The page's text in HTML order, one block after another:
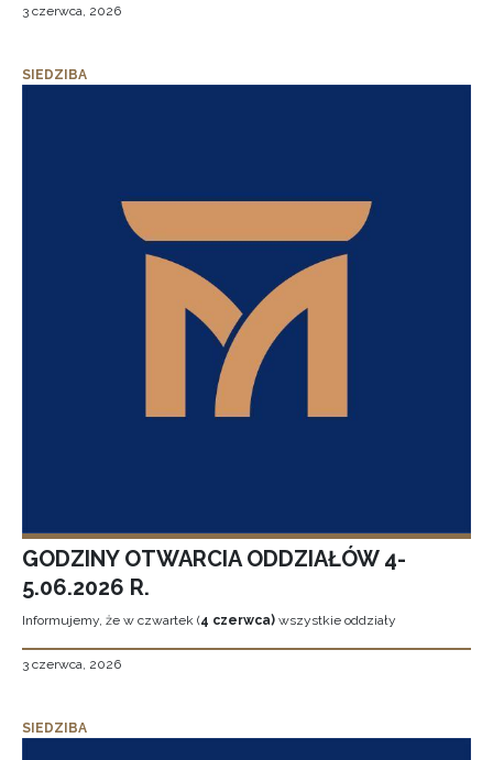
3 czerwca, 2026
SIEDZIBA
GODZINY OTWARCIA ODDZIAŁÓW 4-
5.06.2026 R.
Informujemy, że w czwartek (4 czerwca) wszystkie oddziały
3 czerwca, 2026
SIEDZIBA